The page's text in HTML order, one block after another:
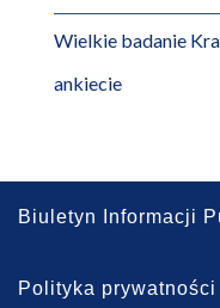
Wielkie badanie
ankiecie
Biuletyn Informacji
Polityka prywatności